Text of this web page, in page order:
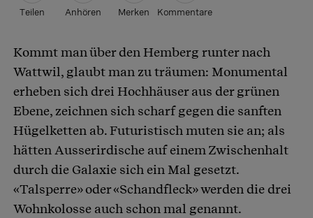
Teilen Anhören Merken Kommentare
Artikel teilen
Kommt man über den Hemberg runter nach
Wattwil, glaubt man zu träumen: Monumental
erheben sich drei Hochhäuser aus der grünen
Ebene, zeichnen sich scharf gegen die sanften
Hügelketten ab. Futuristisch muten sie an; als
hätten Ausserirdische auf einem Zwischenhalt
durch die Galaxie sich ein Mal gesetzt.
«Talsperre» oder «Schandfleck» werden die drei
Wohnkolosse auch schon mal genannt.